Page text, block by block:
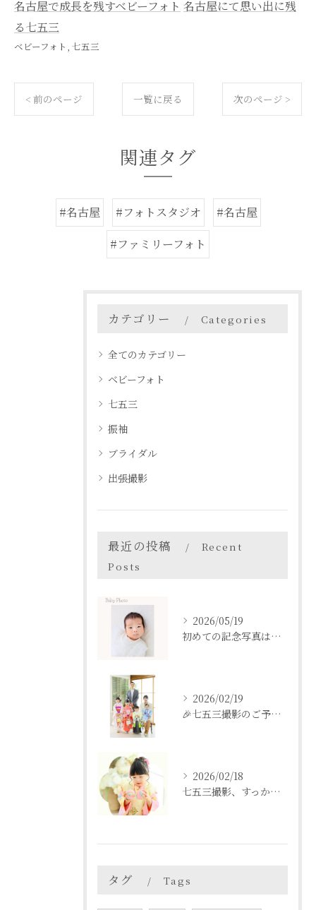
名古屋で成長を残すベビーフォト 名古屋にて思い出に残
る七五三
ベビーフォト 七五三
< 前のページ 一覧に戻る 次のページ >
関連タグ
#名古屋 #フォトスタジオ
#名古屋
#ファミリーフォト
カテゴリー Categories
全てのカテゴリー
ベビーフォト
七五三
振袖
ブライダル
出張撮影
最近の投稿
Recent
Posts
2026/05/19
初めての記念写真はは、DEAR STUDIOで。
2026/02/19
🎉七五三撮影のご予約をご検討中の方へ🎉
2026/02/18
七五三撮影、すっかり忘れてた💦という方も
タグ Tags